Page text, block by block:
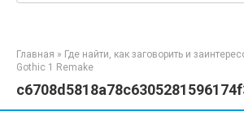
Главная » Где найти, как заговорить и
Gothic 1 Remake